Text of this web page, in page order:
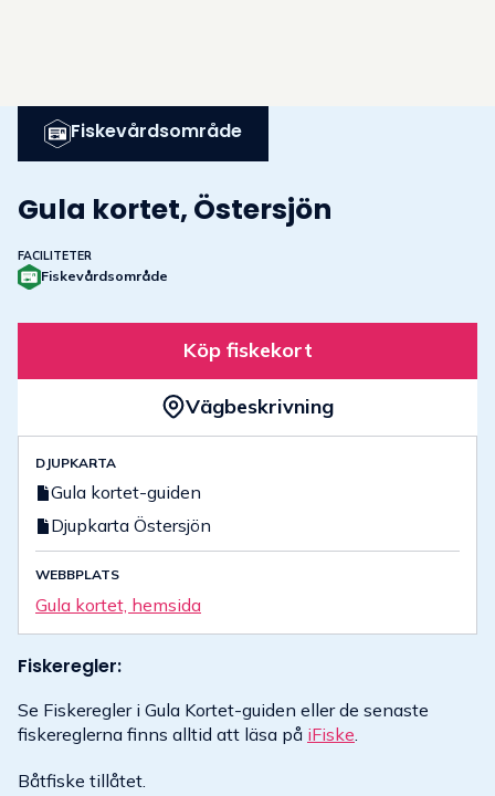
Fiskevårdsområde
Gula kortet, Östersjön
FACILITETER
Fiskevårdsområde
Köp fiskekort
Vägbeskrivning
DJUPKARTA
Gula kortet-guiden
Djupkarta Östersjön
WEBBPLATS
Gula kortet, hemsida
Fiskeregler:
Se Fiskeregler i Gula Kortet-guiden eller de senaste
fiskereglerna finns alltid att läsa på iFiske
Båtfiske tillåtet.